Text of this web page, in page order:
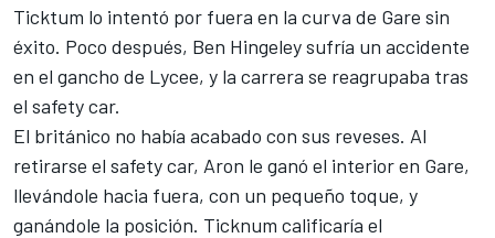
Ticktum lo intentó por fuera en la curva de Gare sin
éxito. Poco después, Ben Hingeley sufría un accidente
en el gancho de Lycee, y la carrera se reagrupaba tras
el safety car.
El británico no había acabado con sus reveses. Al
retirarse el safety car, Aron le ganó el interior en Gare,
llevándole hacia fuera, con un pequeño toque, y
ganándole la posición. Ticknum calificaría el